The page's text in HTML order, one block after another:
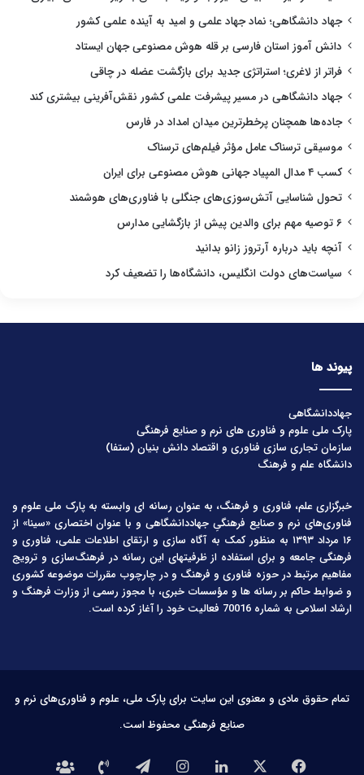
جهاد دانشگاهی؛ نماد جهاد علمی و امید به آینده علمی کشور
دانش آموز استان فارسی بر قله هوش مصنوعی جهان ایستاد
فراتر از لاغری؛ استراتژی جدید برای بازگشت عضله در چاقی
جهاد دانشگاهی در مسیر پیشرفت علمی کشور نقش‌آفرینی بیشتری کند
جاده‌ها همچنان پرخطرترین میدان امداد در فارس
موسیقی ترسناک عامل مؤثر فیلم‌های ترسناک
کسب ۴ مدال المپیاد جهانی هوش مصنوعی برای ایران
تحول شناسایی آتش‌سوزی‌های جنگلی با فناوری‌های هوشمند
۶ توصیه مهم برای والدین پیش از بازگشایی مدارس
آنچه باید درباره آرتروز زانو بدانید
سیاست‌های دولت انگلیس، دانشگاه‌ها را تضعیف کرد
پیوند ها
جهاددانشگاهی
پارک ملی علوم و فناوری های نرم و صنایع فرهنگی
سازمان تجاری سازی فناوری و اقتصاد دانش بنیان (ستفا)
دانشگاه علم و فرهنگ
خبرگزاری علم، فناوری و فرهنگ، به عنوان رسانه ای وابسته به پارک ملی علوم و
فناوری‌های نرم و صنایع فرهنگیِ جهاددانشگاهی و با عنوان اختصاری «سینا» از
۱۶ مرداد ۱۳۹۳ به منظور کمک به آگاه سازی و ارتقای اطلاعات علمی، فناوری و
فرهنگی جامعه و برای استفاده از ظرفیتهای این رسانه در فرهنگ‌سازی و ترویج
مفاهیم مرتبط در حوزه فناوری و فرهنگ و در چارچوب مقررات موضوعه کشوری
و ضوابط حاکم بر رسانه ها و مؤسسات خبری، با مجوز رسمی از وزارت فرهنگ و
ارشاد اسلامی به شماره 70016 فعالیت خود را آغاز کرده است.
تمام حقوق مادی و معنوی این سایت برای پارک ملی، علوم و فناوری‌های نرم و
صنایع فرهنگی محفوظ است.
فیس لینکدیناینستاگرامتلگرامتماس درباره